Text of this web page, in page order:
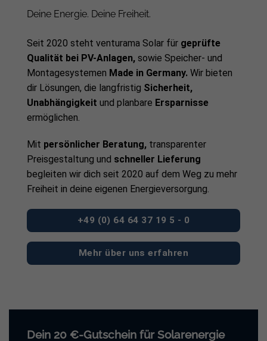
Deine Energie. Deine Freiheit.
Seit 2020 steht venturama Solar für geprüfte
Qualität bei PV-Anlagen, sowie Speicher- und
Montagesystemen Made in Germany. Wir bieten
dir Lösungen, die langfristig Sicherheit,
Unabhängigkeit und planbare Ersparnisse
ermöglichen.
Mit persönlicher Beratung, transparenter
Preisgestaltung und schneller Lieferung
begleiten wir dich seit 2020 auf dem Weg zu mehr
Freiheit in deine eigenen Energieversorgung.
+49 (0) 64 64 37 19 5 - 0
Mehr über uns erfahren
Dein 20 €-Gutschein für Solarenergie